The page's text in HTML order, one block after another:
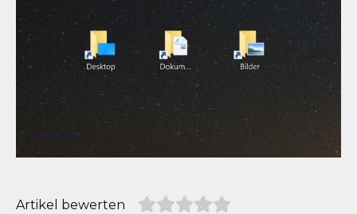
Artikel bewerten